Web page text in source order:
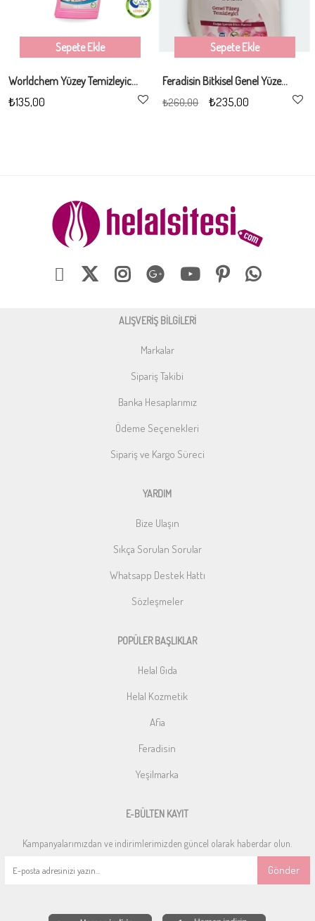
Worldchem Yüzey Temizleyici 1LT
₺135,00
Sepete Ekle
Feradisin Bitkisel Genel Yüzey Temizleyici 2lt (Yeni Ürün)
₺235,00
₺260,00
Sepete Ekle
ALIŞVERİŞ BİLGİLERİ
Markalar
Sipariş Takibi
Banka Hesaplarımız
Ödeme Seçenekleri
Sipariş ve Kargo Süreci
YARDIM
Bize Ulaşın
Sıkça Sorulan Sorular
Whatsapp Destek Hattı
Sözleşmeler
POPÜLER BAŞLIKLAR
Helal Gıda
Helal Kozmetik
Afia
Feradisin
Yeşilmarka
E-BÜLTEN KAYIT
Kampanyalarımızdan ve indirimlerimizden güncel olarak haberdar olun.
Gönder